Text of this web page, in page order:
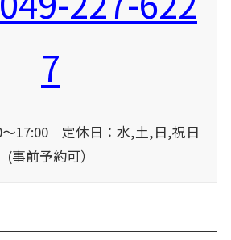
7
17:00 定休日： 水,土,日,祝日
(事前予約可）